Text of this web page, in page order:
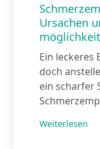
Ursachen
Ein leckeres
doch
ein scharfer
Weiterlesen